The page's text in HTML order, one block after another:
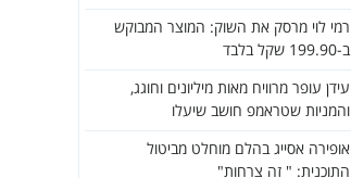
רמי לוי מרסק את השוק: המוצר המבוקש
ב-199.90 שקל בלבד
עידן עופר מרוויח מאות מיליונים וחוגג,
והמניות שטראמפ חושב שיעלו
אופירה אסייג בהלם מוחלט מביטול
התוכנית: " זה צרחות"